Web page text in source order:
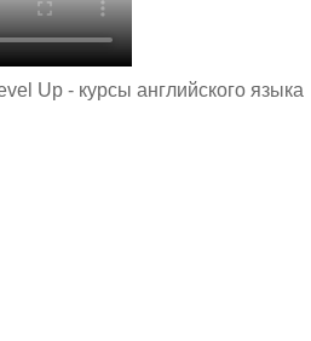
Up - курсы английского языка